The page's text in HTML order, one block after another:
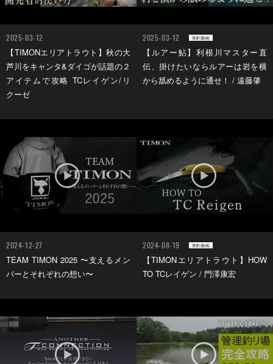
2025-03-12
【TIMONエリアトラウト】秋の大
芦川をキャンタ&ダイゴが話題の２
アイテムで攻略 TCレイゲン/リ
クーゼ
2025-03-12 実釣動画
【ルアー鮎】利根川マスター直
伝、掛けたいならルアーは岩を横
から舐めるように通せ！ / 遠藤肇
2024-12-27
TEAM TIMON 2025 〜支えるメン
バーとそれぞれの想い〜
2024-08-19 実釣動画
【TIMONエリアトラウト】HOW
TO TCレイゲン / 門澤康宏